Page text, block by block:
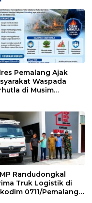
Pemalang Ajak
Waspada
di Musim
Randudongkal
Truk Logistik di
0711/Pemalang